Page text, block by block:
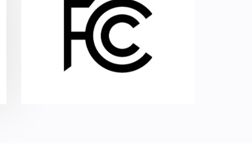
Сертификат FCC
Соответствует требованиям FCC,
регулирующим допустимые нормы
электромагнитного излучения.